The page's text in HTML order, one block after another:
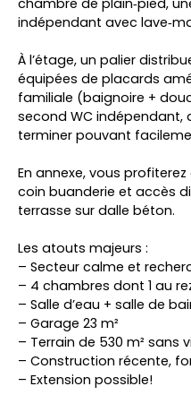
indépendant avec
À l’étage, un palier
équipées de placards
familiale (baignoire +
second WC indépendant,
terminer pouvant
En annexe, vous
coin buanderie et accès
terrasse sur dalle béton.
Les atouts majeurs :
– Secteur calme et
– 4 chambres dont 1 au
– Salle d’eau + salle de
– Garage 23 m²
– Terrain de 530 m² sans
– Construction récente,
– Extension possible!